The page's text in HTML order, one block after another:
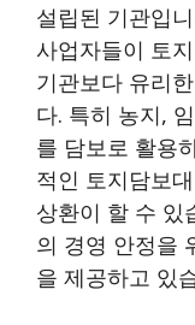
설립된 기관입
사업자들이 토
기관보다 유리
다. 특히 농지,
를 담보로 활용
적인 토지담보
상환이 할 수 있
의 경영 안정을
을 제공하고 있